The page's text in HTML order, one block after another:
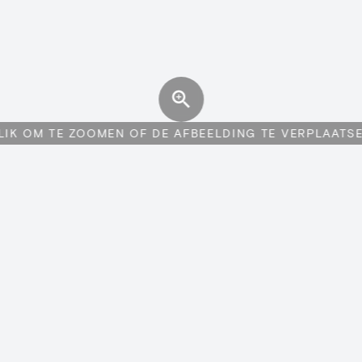
OM TE ZOOMEN OF DE AFBEELDING TE